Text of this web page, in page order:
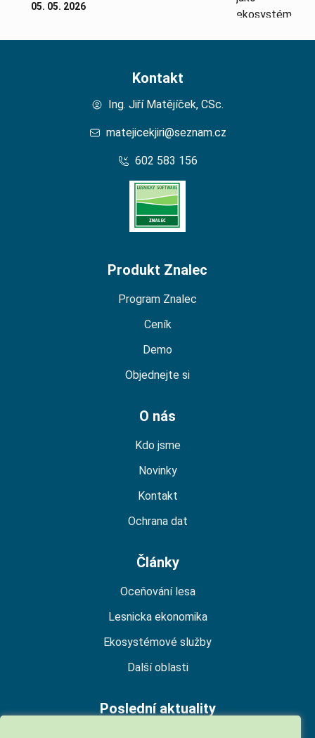
05. 05. 2026
Kontakt
Ing. Jiří Matějíček, CSc.
matejicekjiri@seznam.cz
602 583 156
Domů – Lesní Znalec
Produkt Znalec
Program Znalec
Ceník
Demo
Objednejte si
O nás
Kdo jsme
Novinky
Kontakt
Ochrana dat
Články
Oceňování lesa
Lesnicka ekonomika
Ekosystémové služby
Další oblasti
Poslední aktuality